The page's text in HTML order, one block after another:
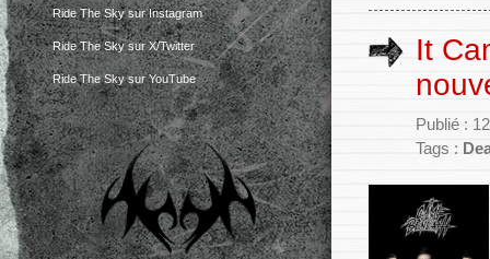
Ride The Sky sur Instagram
Ride The Sky sur X/Twitter
Ride The Sky sur YouTube
It
Publié :
Tags :